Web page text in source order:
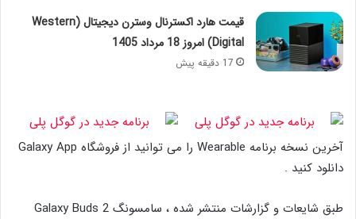
قیمت هارد اکسترنال وسترن دیجیتال (Western
Digital) امروز 18 مرداد 1405
17 دقیقه پیش
آخرین نسخه برنامه Wearable را می توانید از فروشگاه Galaxy App
دانلود کنید .
طبق شایعات و گزارشات منتشر شده ، سامسونگ Galaxy Buds 2